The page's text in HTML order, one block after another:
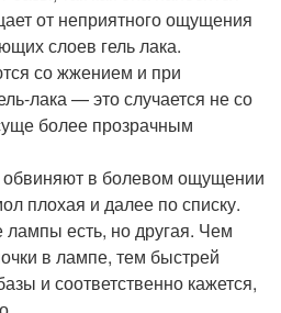
от неприятного ощущения
слоев гель лака.
со жжением и при
лака — это случается не со
более прозрачным
в болевом ощущении
плохая и далее по списку.
есть, но другая. Чем
в лампе, тем быстрей
и соответственно кажется,